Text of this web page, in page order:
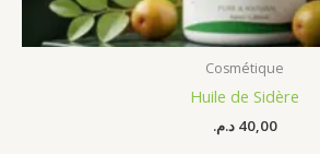
Cosmétique
Huile de Sidère
40,00 د.م.